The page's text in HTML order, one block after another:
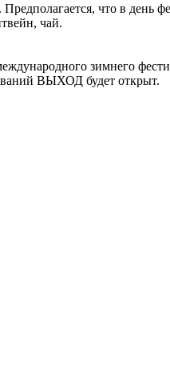
что в день
чай.
зимнего
ВЫХОД будет открыт.